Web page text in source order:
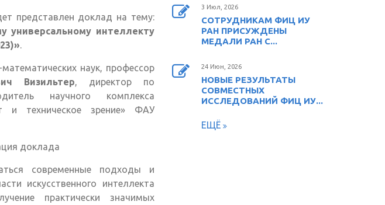
представлен доклад на тему:
интеллекту
.
наук, профессор
Визильтер, директор по
научного комплекса
и техническое зрение» ФАУ
доклада
современные подходы и
искусственного интеллекта
практически значимых
3 Июл, 2026
СОТРУДНИКАМ ФИЦ ИУ
РАН ПРИСУЖДЕНЫ
МЕДАЛИ РАН С...
24 Июн, 2026
НОВЫЕ РЕЗУЛЬТАТЫ
СОВМЕСТНЫХ
ИССЛЕДОВАНИЙ ФИЦ ИУ...
ЕЩЁ